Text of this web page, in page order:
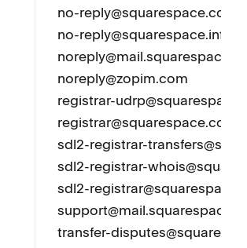
no-reply@squarespace⁠.com
no-reply@squarespace⁠.info
noreply@zopim⁠.com
registrar-
registrar@squarespace⁠.com
sdl2-registrar-
sdl2-registrar-
sdl2-
transfer-